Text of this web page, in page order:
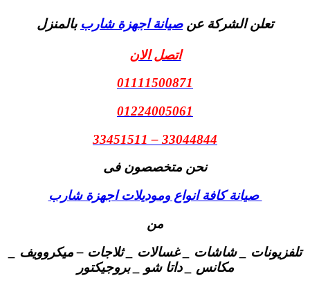
تعلن الشركة عنصيانة اجهزة شارب بالمنزل
اتصل الان
01111500871
01224005061
33044844 – 33451511
نحن متخصصون فى
صيانة كافة انواع وموديلات اجهزة شارب
من
تلفزيونات _ شاشات _ غسالات _ ثلاجات – ميكروويف _
مكانس _ داتا شو _ بروجيكتور